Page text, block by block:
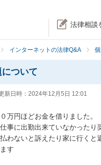
法律相談
インターネットの法律Q&A
ついて
新日時： 2024年12月5日 12:01
万円ほどお金を借りました。
事に出勤出来ていなかったり
わないと訴えたり家に行くと
す